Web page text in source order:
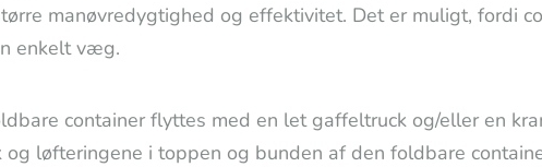
manøvredygtighed og effektivitet. Det er muligt, fordi
enkelt væg.
container flyttes med en let gaffeltruck og/eller en
løfteringene i toppen og bunden af den foldbare